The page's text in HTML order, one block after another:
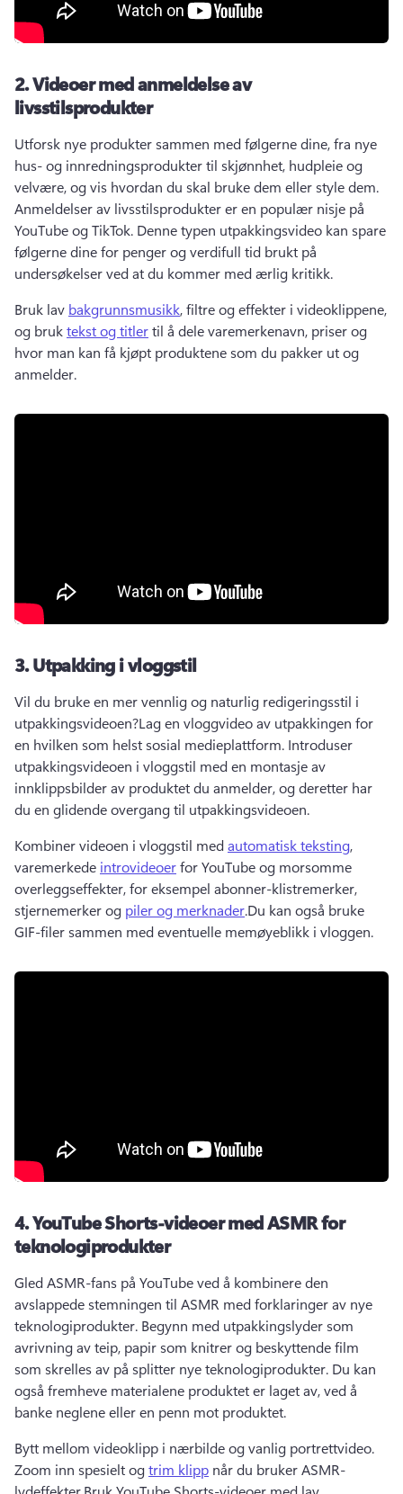
2.Videoer med anmeldelse av
livsstilsprodukter
Utforsk nye produkter sammen med følgerne dine, fra nye
hus- og innredningsprodukter til skjønnhet, hudpleie og
Anmeldelser av livsstilsprodukter er en populær nisje på
YouTube og TikTok. Denne typen utpakkingsvideo kan spare
følgerne dine for penger og verdifull tid brukt på
undersøkelser ved at du kommer med ærlig kritikk.
Bruk lav bakgrunnsmusikk, filtre og effekter i videoklippene,
og bruk tekst og titler til å dele varemerkenavn, priser og
hvor man kan få kjøpt produktene som du pakker ut og
anmelder.
3.Utpakking i vloggstil
Vil du bruke en mer vennlig og naturlig redigeringsstil i
utpakkingsvideoen?Lag en vloggvideo av utpakkingen for
en hvilken som helst sosial medieplattform. Introduser
utpakkingsvideoen i vloggstil med en montasje av
innklippsbilder av produktet du anmelder, og deretter har
du en glidende overgang til utpakkingsvideoen.
Kombiner videoen i vloggstil med automatisk teksting,
varemerkede introvideoer for YouTube og morsomme
overleggseffekter, for eksempel abonner-klistremerker,
stjernemerker og piler og merknader.
GIF-filer sammen med eventuelle memøyeblikk i vloggen.
4.YouTube Shorts-videoer med ASMR for
teknologiprodukter
Gled ASMR-fans på YouTube ved å kombinere den
avslappede stemningen til ASMR med forklaringer av nye
teknologiprodukter. Begynn med utpakkingslyder som
avrivning av teip, papir som knitrer og beskyttende film
som skrelles av på splitter nye teknologiprodukter. Du kan
også fremheve materialene produktet er laget av, ved å
banke neglene eller en penn mot produktet.
Bytt mellom videoklipp i nærbilde og vanlig portrettvideo.
Zoom inn spesielt og trim klipp når du bruker ASMR-